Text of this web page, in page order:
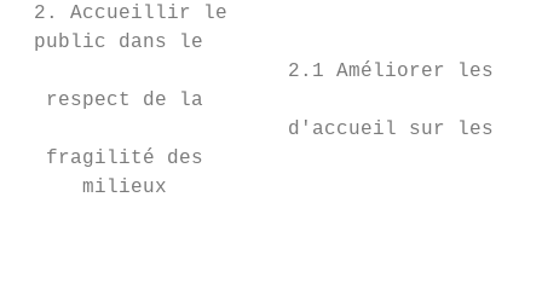
2. Accueillir le
public dans le
2.1 Améliorer les
respect de la
d'accueil sur les
fragilité des
     milieux